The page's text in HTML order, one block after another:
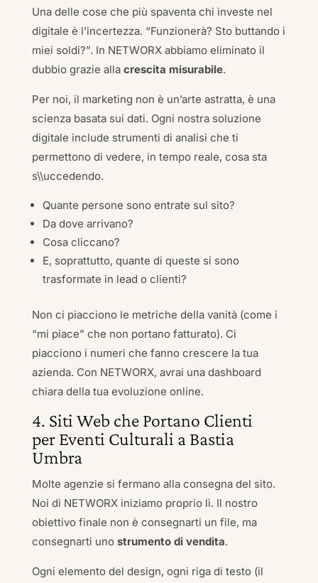
Una delle cose che più spaventa chi investe nel
digitale è l’incertezza. “Funzionerà? Sto buttando i
miei soldi?”. In NETWORX abbiamo eliminato il
dubbio grazie alla crescita misurabile.
Per noi, il marketing non è un’arte astratta, è una
scienza basata sui dati. Ogni nostra soluzione
digitale include strumenti di analisi che ti
permettono di vedere, in tempo reale, cosa sta
s\\uccedendo.
Quante persone sono entrate sul sito?
Da dove arrivano?
Cosa cliccano?
E, soprattutto, quante di queste si sono
trasformate in lead o clienti?
Non ci piacciono le metriche della vanità (come i
“mi piace” che non portano fatturato). Ci
piacciono i numeri che fanno crescere la tua
azienda. Con NETWORX, avrai una dashboard
chiara della tua evoluzione online.
4. Siti Web che Portano Clienti
per Eventi Culturali a Bastia
Umbra
Molte agenzie si fermano alla consegna del sito.
Noi di NETWORX iniziamo proprio lì. Il nostro
obiettivo finale non è consegnarti un file, ma
consegnarti uno strumento di vendita.
Ogni elemento del design, ogni riga di testo (il